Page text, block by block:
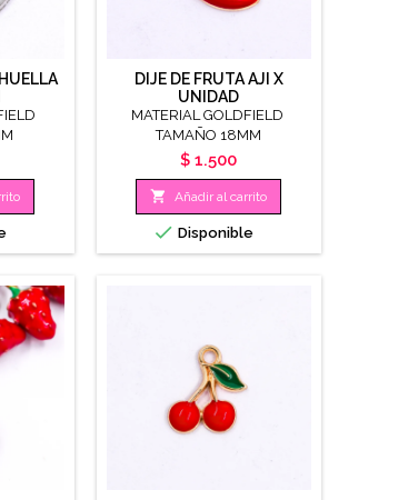
DIJE DE FRUTA AJI X
UNIDAD
MATERIAL GOLDFIELD
TAMAÑO 18MM
Precio
$ 1.500
 Añadir al carrito
 Disponible